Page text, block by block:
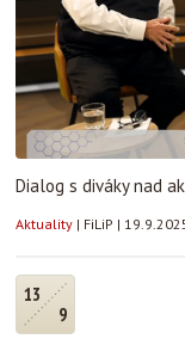
Dialog s diváky nad
Aktuality | FiLiP |
13
9